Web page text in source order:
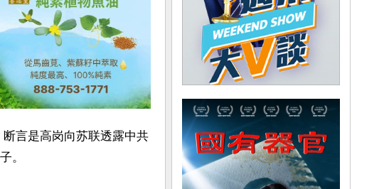
言是高岗向苏联透露中共
。